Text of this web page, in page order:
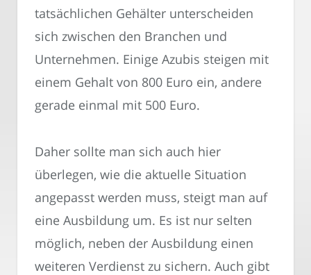
tatsächlichen Gehälter unterscheiden
sich zwischen den Branchen und
Unternehmen. Einige Azubis steigen mit
einem Gehalt von 800 Euro ein, andere
gerade einmal mit 500 Euro.
Daher sollte man sich auch hier
überlegen, wie die aktuelle Situation
angepasst werden muss, steigt man auf
eine Ausbildung um. Es ist nur selten
möglich, neben der Ausbildung einen
weiteren Verdienst zu sichern. Auch gibt